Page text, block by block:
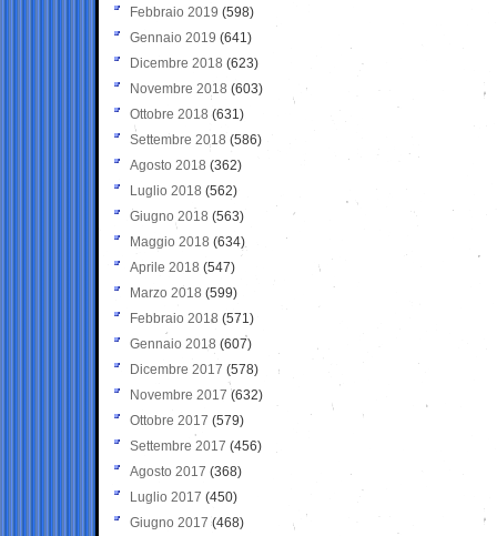
Febbraio 2019 (598)
Gennaio 2019 (641)
Dicembre 2018 (623)
Novembre 2018 (603)
Ottobre 2018 (631)
Settembre 2018 (586)
Agosto 2018 (362)
Luglio 2018 (562)
Giugno 2018 (563)
Maggio 2018 (634)
Aprile 2018 (547)
Marzo 2018 (599)
Febbraio 2018 (571)
Gennaio 2018 (607)
Dicembre 2017 (578)
Novembre 2017 (632)
Ottobre 2017 (579)
Settembre 2017 (456)
Agosto 2017 (368)
Luglio 2017 (450)
Giugno 2017 (468)